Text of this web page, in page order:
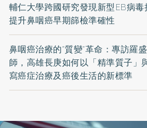
輔仁大學跨國研究發現新型EB病
提升鼻咽癌早期篩檢準確性
鼻咽癌治療的”質變”革命：專訪羅
師，高雄長庚如何以「精準質子」
寫癌症治療及癌後生活的新標準